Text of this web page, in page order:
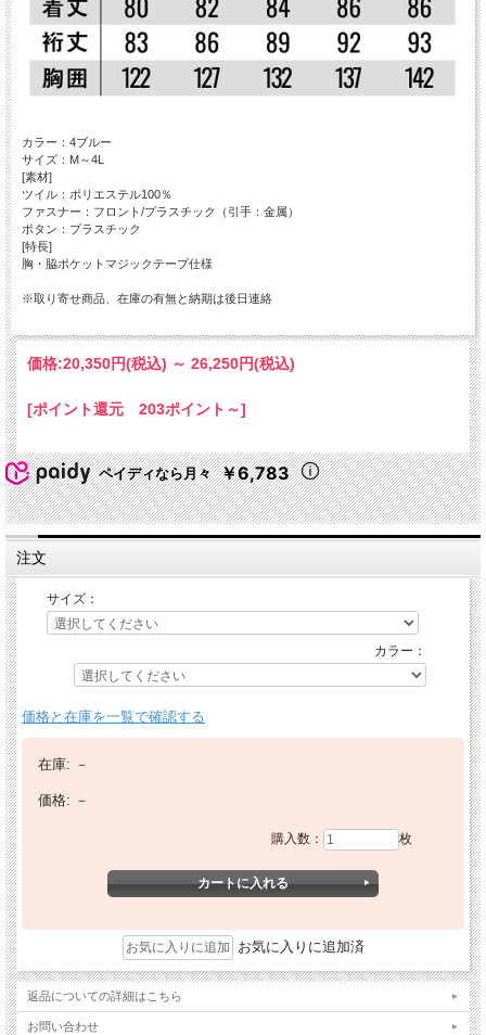
カラー：4ブルー
サイズ：M～4L
[素材]
ツイル：ポリエステル100％
ファスナー：フロント/プラスチック（引手：金属）
ボタン：プラスチック
[特長]
胸・脇ポケットマジックテープ仕様
※取り寄せ商品、在庫の有無と納期は後日連絡
価格:20,350円(税込) ～ 26,250円(税込)
[ポイント還元 203ポイント～]
ペイディなら月々 ￥6,783
注文
サイズ：
カラー：
価格と在庫を一覧で確認する
在庫: －
価格: －
購入数： 枚
お気に入りに追加済
返品についての詳細はこちら
お問い合わせ